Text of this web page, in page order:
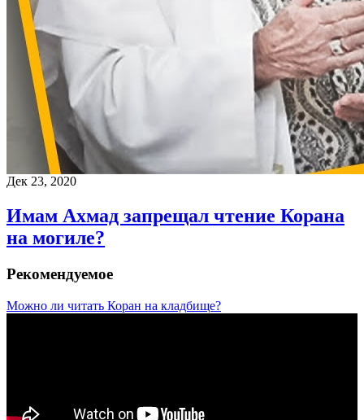
Дек 23, 2020
Имам Ахмад запрещал чтение Корана
на могиле?
Рекомендуемое
Можно ли читать Коран на кладбище?